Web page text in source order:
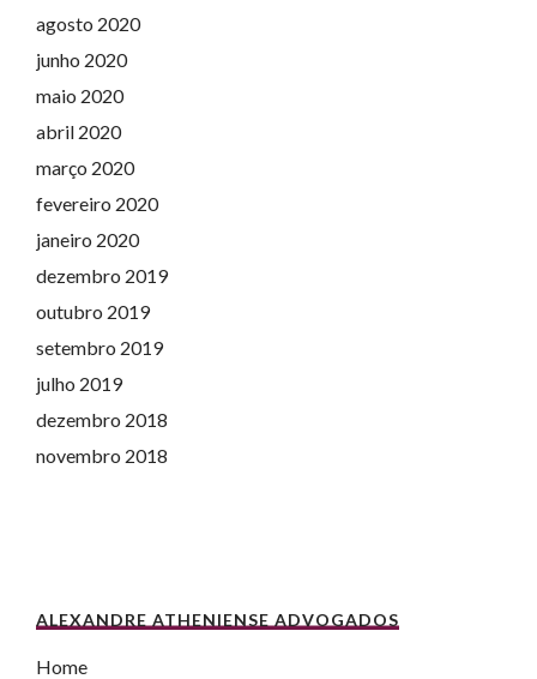
agosto 2020
junho 2020
maio 2020
abril 2020
março 2020
fevereiro 2020
janeiro 2020
dezembro 2019
outubro 2019
setembro 2019
julho 2019
dezembro 2018
novembro 2018
ALEXANDRE ATHENIENSE ADVOGADOS
Home